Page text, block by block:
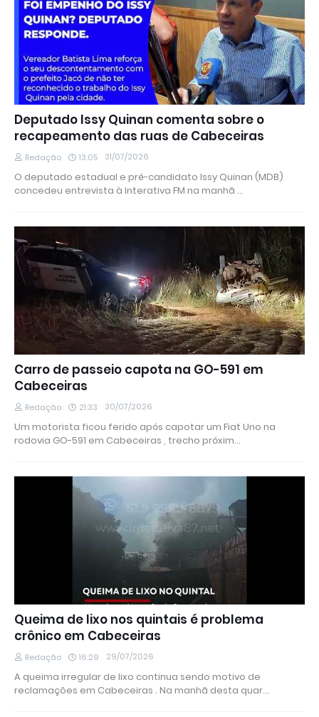
Deputado Issy Quinan comenta sobre o
recapeamento das ruas de Cabeceiras
Redação 13:05 31/07/2026
O deputado estadual e pré-candidato Issy Quinan (MDB)
concedeu entrevista à Interativa FM na manhã …
Carro de passeio capota na GO-591 em
Cabeceiras
Redação 21:33 30/07/2026
Um motorista ficou ferido após capotar um Fiat Uno na
rodovia GO-591 em Cabeceiras , trecho próxim…
Queima de lixo nos quintais é problema
crônico em Cabeceiras
Redação 16:29 29/07/2026
A queima irregular de lixo continua sendo motivo de
reclamações em Cabeceiras . Na manhã desta quar…